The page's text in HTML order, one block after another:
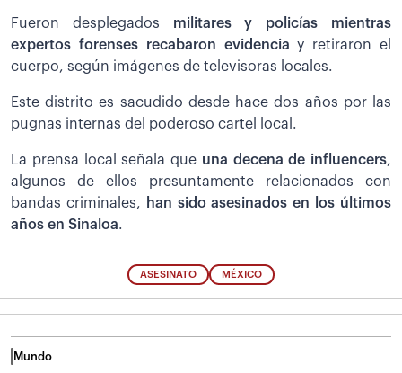
Fueron desplegados militares y policías mientras
expertos forenses recabaron evidencia y retiraron el
cuerpo, según imágenes de televisoras locales.
Este distrito es sacudido desde hace dos años por las
pugnas internas del poderoso cartel local.
La prensa local señala que una decena de influencers,
algunos de ellos presuntamente relacionados con
bandas criminales,
han sido asesinados en los últimos
años en Sinaloa.
ASESINATO MÉXICO
Mundo